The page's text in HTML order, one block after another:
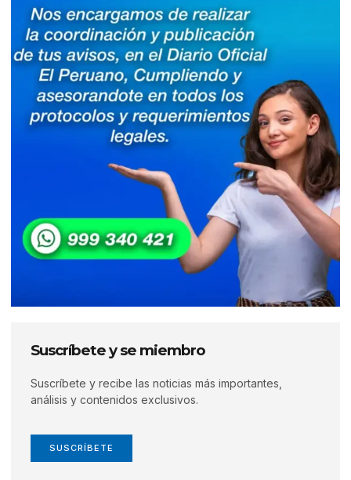
Suscríbete y se miembro
Suscríbete y recibe las noticias más importantes,
análisis y contenidos exclusivos.
SUSCRÍBETE